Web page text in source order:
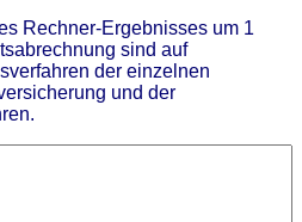
Rechner-Ergebnisses um 1
sind auf
der einzelnen
und der